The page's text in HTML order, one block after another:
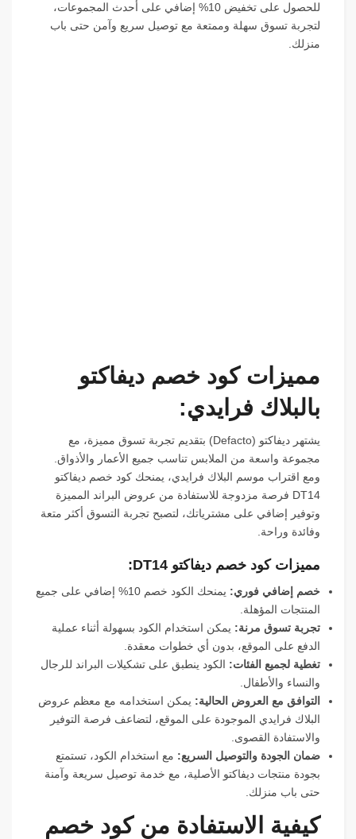
للحصول على تخفيض 10% إضافي على أحدث المجموعات،
لتجربة تسوق سهلة وممتعة مع توصيل سريع وآمن حتى باب
منزلك.
مميزات كود خصم ديفاكتو
بالبلاك فرايدي:
يشتهر ديفاكتو (Defacto) بتقديم تجربة تسوق مميزة، مع
مجموعة واسعة من الملابس تناسب جميع الأعمار والأذواق.
ومع اقتراب موسم البلاك فرايدي، يمنحك كود خصم ديفاكتو
DT14 فرصة مزدوجة للاستفادة من عروض البراند المميزة
وتوفير إضافي على مشترياتك، لتصبح تجربة التسوق أكثر متعة
وفائدة وراحة.
مميزات كود خصم ديفاكتو DT14:
خصم إضافي فوري:
يمنحك الكود خصم 10% إضافي على جميع
المنتجات المؤهلة.
تجربة تسوق مرنة:يمكن استخدام الكود بسهولة أثناء عملية
الدفع على الموقع، بدون أي خطوات معقدة.
تغطية لجميع الفئات:الكود ينطبق على تشكيلات البراند للرجال
والنساء والأطفال.
التوافق مع العروض الحالية:يمكن استخدامه مع معظم عروض
البلاك فرايدي الموجودة على الموقع، لتضاعف فرصة التوفير
والاستفادة القصوى.
ضمان الجودة والتوصيل السريع:مع استخدام الكود، تستمتع
بجودة منتجات ديفاكتو الأصلية، مع خدمة توصيل سريعة وآمنة
حتى باب منزلك.
كيفية الاستفادة من كود خصم